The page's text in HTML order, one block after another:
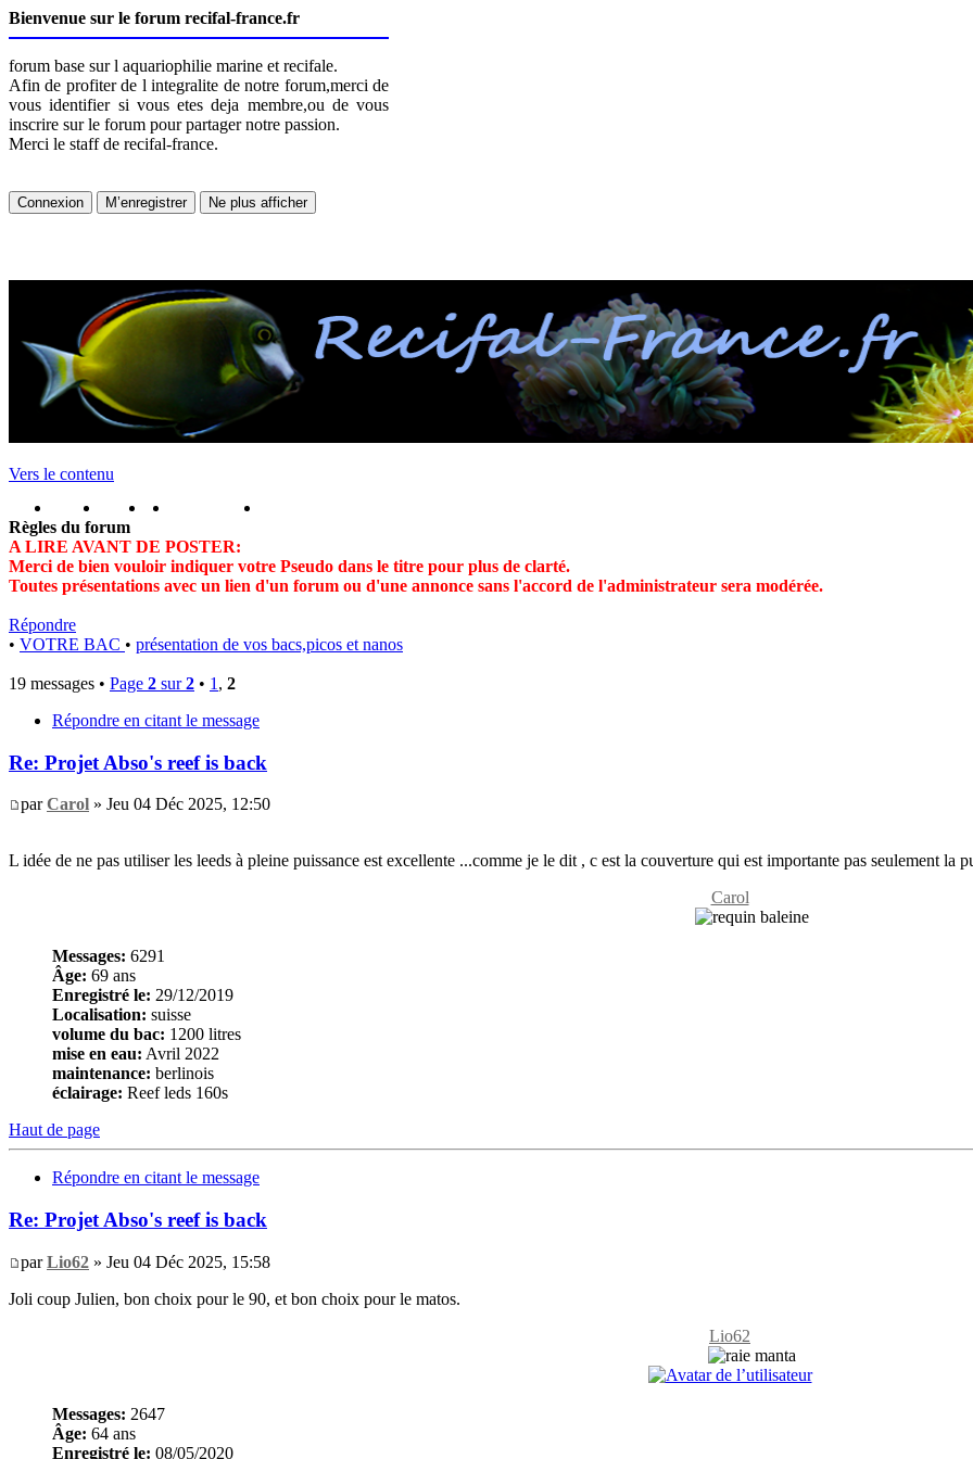
Bienvenue sur le forum recifal-france.fr
forum base sur l aquariophilie marine et recifale.
Afin de profiter de l integralite de notre forum,merci de
vous identifier si vous etes deja membre,ou de vous
inscrire sur le forum pour partager notre passion.
Merci le staff de recifal-france.
Vers le contenu
portail
forum faq m'enregister
Règles du forum
A LIRE AVANT DE POSTER:
Merci de bien vouloir indiquer votre Pseudo dans le titre pour plus de clarté.
Toutes présentations avec un lien d'un forum ou d'une annonce sans l'accord de l'administrateur sera modérée.
Répondre
• VOTRE BAC • présentation de vos bacs,picos et nanos
19 messages • Page 2 sur2 • 1 , 2
Répondre en citant le message
Re: Projet Abso's reef is back
parCarol » Jeu 04 Déc 2025, 12:50
L idée de ne pas utiliser les leeds à pleine puissance est excellente ...comme je le dit , c est la couverture qui est importante pas seulement la
Carol
Messages: 6291
Âge: 69 ans
Enregistré le: 29/12/2019
Localisation: suisse
volume du bac: 1200 litres
mise en eau: Avril 2022
maintenance: berlinois
éclairage: Reef leds 160s
Haut de page
Répondre en citant le message
Re: Projet Abso's reef is back
parLio62 » Jeu 04 Déc 2025, 15:58
Joli coup Julien, bon choix pour le 90, et bon choix pour le matos.
Lio62
Messages: 2647
Âge: 64 ans
Enregistré le: 08/05/2020